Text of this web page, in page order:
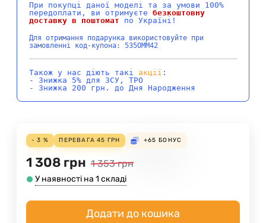
При покупці даної моделі та за умови 100%
передоплати, ви отримуєте безкоштовну
доставку в поштомат по Україні!
Для отримання подарунка використовуйте при
замовленні код-купона: 535OMM42
Також у нас діють такі акції :
- Знижка 5% для ЗСУ, ТРО
- Знижка 200 грн. до Дня Народження
- 3 % ПЕРЕВАГА45 ГРН +65 БОНУС
1 308 грн 1 353 грн
У наявності на 1 складі
Додати до кошика